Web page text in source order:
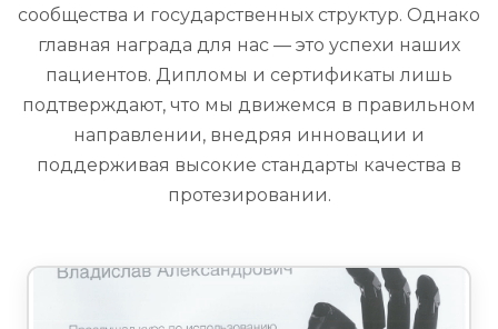
сообщества и государственных структур. Однако
главная награда для нас — это успехи наших
пациентов. Дипломы и сертификаты лишь
подтверждают, что мы движемся в правильном
направлении, внедряя инновации и
поддерживая высокие стандарты качества в
протезировании.